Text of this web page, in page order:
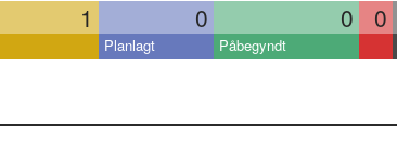
1 0 0 0
Planlagt Påbegyndt